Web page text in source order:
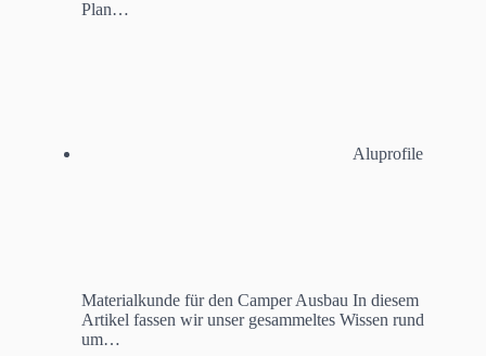
Plan…
Aluprofile
Materialkunde für den Camper Ausbau In diesem
Artikel fassen wir unser gesammeltes Wissen rund
um…